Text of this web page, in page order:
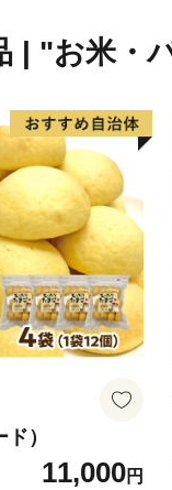
| "お米・
）
11,000円